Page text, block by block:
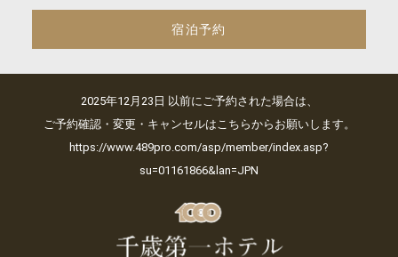
宿泊予約
2025年12月23日 以前にご予約された場合は、
ご予約確認・変更・キャンセルはこちらからお願いします。
https://www.489pro.com/asp/member/index.asp?
su=01161866&lan=JPN